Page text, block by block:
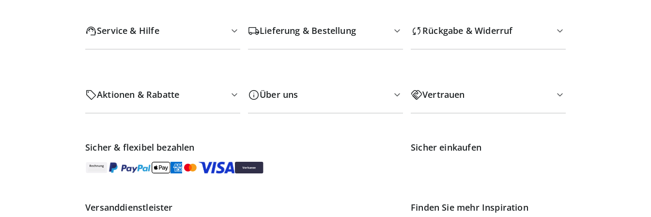
Service & Hilfe Lieferung & Bestellung Rückgabe & Widerruf
Aktionen & Rabatte Über uns Vertrauen
Sicher & flexibel bezahlen Sicher einkaufen
Versanddienstleister Finden Sie mehr Inspiration